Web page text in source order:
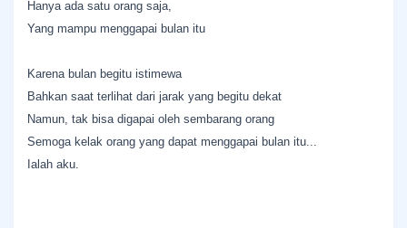
Hanya ada satu orang saja,
Yang mampu menggapai bulan itu
Karena bulan begitu istimewa
Bahkan saat terlihat dari jarak yang begitu dekat
Namun, tak bisa digapai oleh sembarang orang
Semoga kelak orang yang dapat menggapai bulan itu...
Ialah aku.